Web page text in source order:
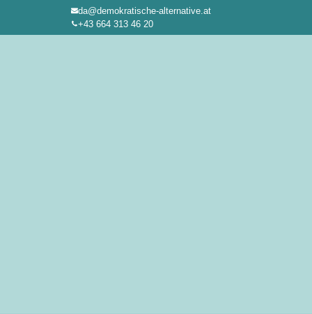
da@demokratische-alternative.at
+43 664 313 46 20